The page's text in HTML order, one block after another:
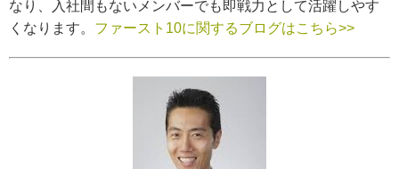
なり、入社間もないメンバーでも即戦力として活躍しやす
くなります。 ファースト10に関するブログはこちら>>